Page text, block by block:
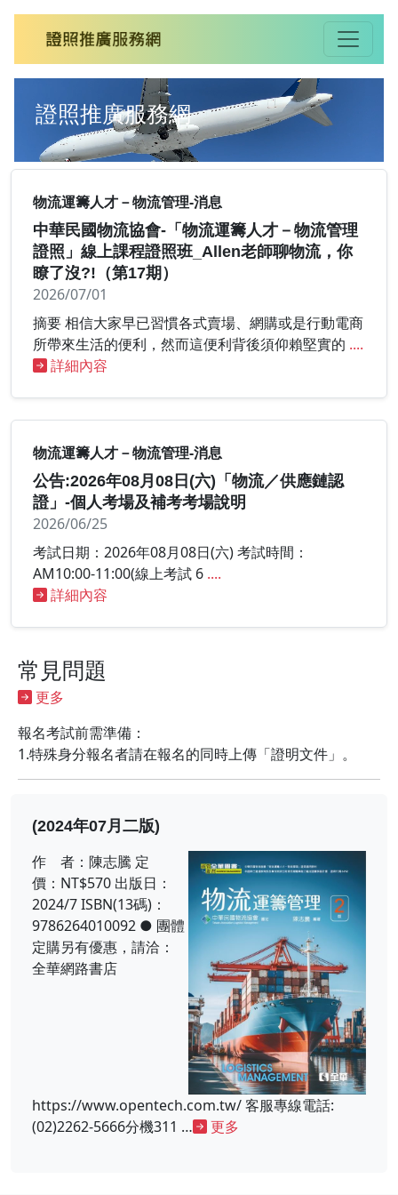
證照推廣服務網
物流運籌人才－物流管理-消息
中華民國物流協會-「物流運籌人才－物流管理
證照」線上課程證照班_Allen老師聊物流，你
瞭了沒?!（第17期）
2026/07/01
摘要 相信大家早已習慣各式賣場、網購或是行動電商
所帶來生活的便利，然而這便利背後須仰賴堅實的 ....
詳細內容
物流運籌人才－物流管理-消息
公告:2026年08月08日(六)「物流／供應鏈認
證」-個人考場及補考考場說明
2026/06/25
考試日期：2026年08月08日(六) 考試時間：
AM10:00-11:00(線上考試 6 ....
詳細內容
常見問題
更多
報名考試前需準備：
1.特殊身分報名者請在報名的同時上傳「證明文件」。
(2024年07月二版)
作 者：陳志騰 定
價：NT$570 出版日：
2024/7 ISBN(13碼)：
9786264010092 ● 團體
定購另有優惠，請洽：
全華網路書店
https://www.opentech.com.tw/ 客服專線電話:
(02)2262-5666分機311 …
更多